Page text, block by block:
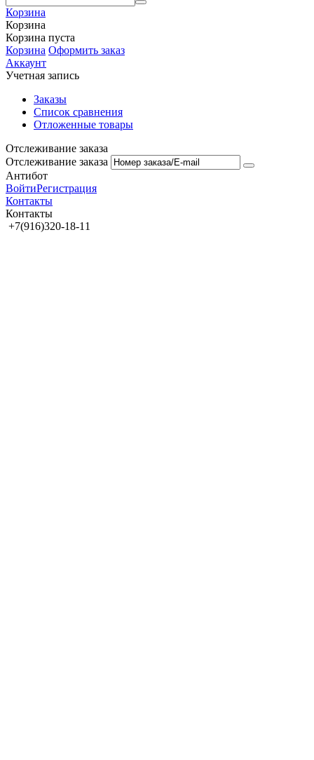
Корзина
Корзина
Корзина пуста
Корзина Оформить заказ
Аккаунт
Учетная запись
Заказы
Список сравнения
Отложенные товары
Отслеживание заказа
Отслеживание заказа
Антибот
ВойтиРегистрация
Контакты
Контакты
+7(916)320-18-11